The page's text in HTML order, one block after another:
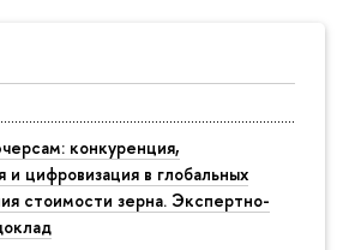
конкуренция,
и цифровизация в глобальных
стоимости зерна. Экспертно-